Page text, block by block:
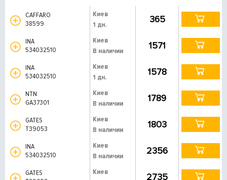
CAFFARO
38599
Киев
1 дн.
365
INA
534032510
Киев
В наличии
1571
INA
534032510
Киев
1 дн.
1578
NTN
GA37301
Киев
В наличии
1789
GATES
T39053
Киев
В наличии
1803
INA
534032510
Киев
В наличии
2356
GATES
Киев
2735